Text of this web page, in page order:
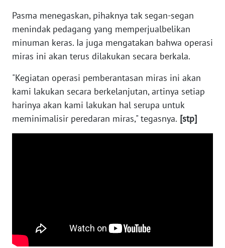
Pasma menegaskan, pihaknya tak segan-segan
menindak pedagang yang memperjualbelikan
minuman keras. Ia juga mengatakan bahwa operasi
miras ini akan terus dilakukan secara berkala.
"Kegiatan operasi pemberantasan miras ini akan
kami lakukan secara berkelanjutan, artinya setiap
harinya akan kami lakukan hal serupa untuk
meminimalisir peredaran miras," tegasnya. [stp]
SULTENG
WN
SULBAR
WN
BABEL
WN
WN
LAMPUNG